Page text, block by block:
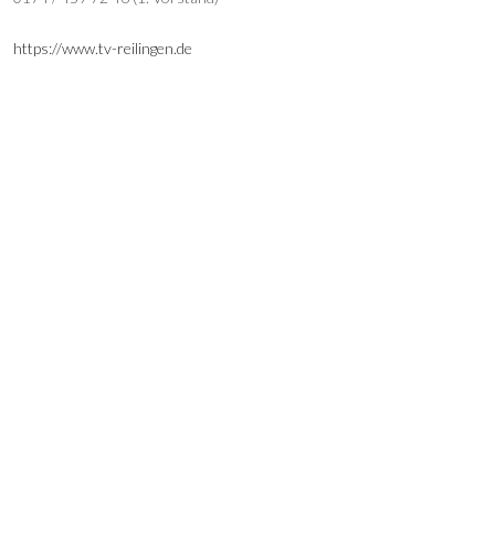
https://www.tv-reilingen.de